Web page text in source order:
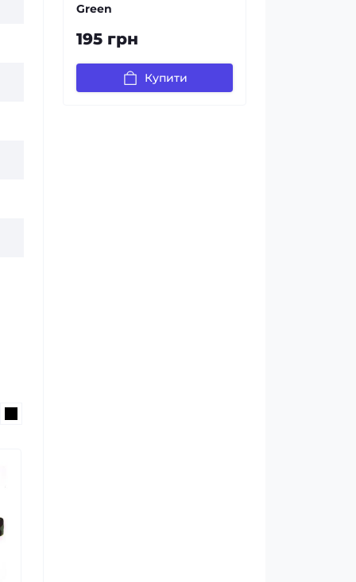
Green
195 грн
Купити